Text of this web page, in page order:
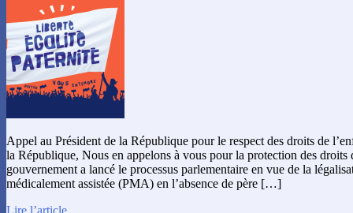
Appel au Président de la République pour le respect des droits de
la République, Nous en appelons à vous pour la protection des droits
gouvernement a lancé le processus parlementaire en vue de la
médicalement assistée (PMA) en l’absence de père […]
Lire l’article